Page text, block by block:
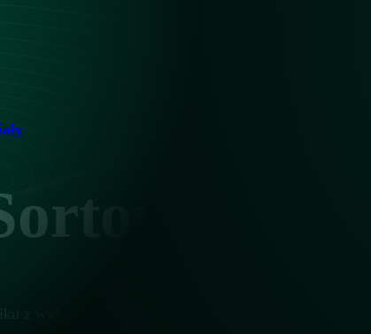
z wykorzystaniem zaawansowanych sorterów